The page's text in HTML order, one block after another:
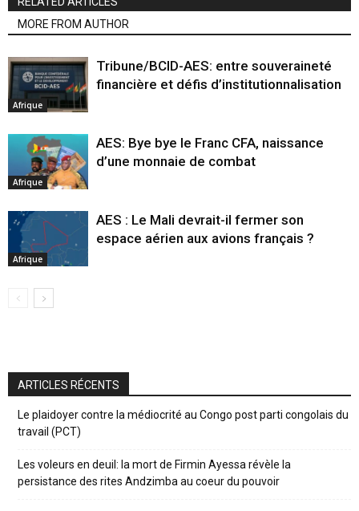
MORE FROM AUTHOR
Afrique
Tribune/BCID-AES: entre souveraineté
financière et défis d’institutionnalisation
Afrique
AES: Bye bye le Franc CFA, naissance
d’une monnaie de combat
Afrique
AES : Le Mali devrait-il fermer son
espace aérien aux avions français ?
ARTICLES RÉCENTS
Le plaidoyer contre la médiocrité au Congo post parti congolais du
travail (PCT)
Les voleurs en deuil: la mort de Firmin Ayessa révèle la
persistance des rites Andzimba au coeur du pouvoir